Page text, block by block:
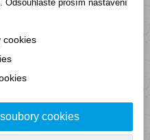
Odsouhlaste prosím nastavení
cookies
cookies